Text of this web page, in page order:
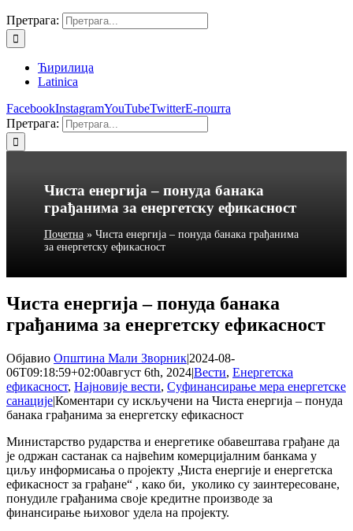
Претрага:
Ћирилица
Latinica
FacebookInstagramYouTubeTwitterЕ-пошта
Претрага:
Чиста енергија – понуда банака
грађанима за енергетску ефикасност
Почетна» Чиста енергија – понуда банака грађанима
за енергетску ефикасност
Чиста енергија – понуда банака
грађанима за енергетску ефикасност
Објавио Општина Мали Зворник|2024-08-
06T09:18:59+02:00август 6th, 2024|Вести, Енергетска
ефикасност, Најновије вести, Суфинансирање мера енергетске
санације|Коментари су искључени на Чиста енергија – понуда
банака грађанима за енергетску ефикасност
Министарство рударства и енергетике обавештава грађане да
је одржан састанак са највећим комерцијалним банкама у
циљу информисања о пројекту „Чиста енергије и енергетска
ефикасност за грађане“ , како би, уколико су заинтересоване,
понудиле грађанима своје кредитне производе за
финансирање њиховог удела на пројекту.